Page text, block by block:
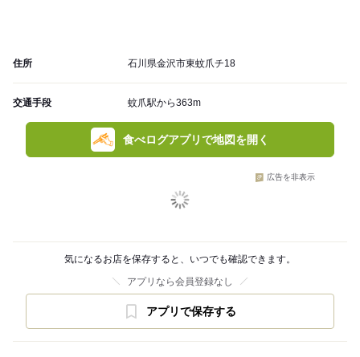
住所 石川県金沢市東蚊爪チ18
交通手段 蚊爪駅から363m
食べログアプリで地図を開く
広告を非表示
気になるお店を保存すると、いつでも確認できます。
アプリなら会員登録なし
アプリで保存する